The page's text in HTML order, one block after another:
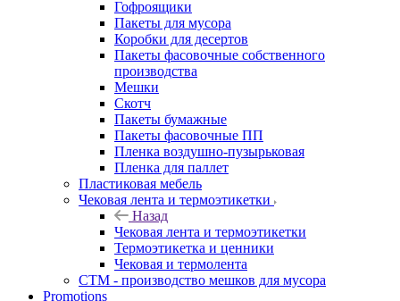
Гофроящики
Пакеты для мусора
Коробки для десертов
Пакеты фасовочные собственного
производства
Мешки
Скотч
Пакеты бумажные
Пакеты фасовочные ПП
Пленка воздушно-пузырьковая
Пленка для паллет
Пластиковая мебель
Чековая лента и термоэтикетки
Назад
Чековая лента и термоэтикетки
Термоэтикетка и ценники
Чековая и термолента
СТМ - производство мешков для мусора
Promotions